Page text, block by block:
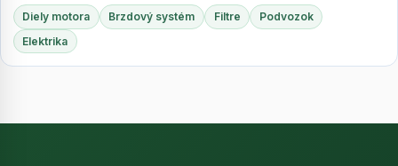
Diely motora Brzdový systém Filtre
Podvozok
Elektrika